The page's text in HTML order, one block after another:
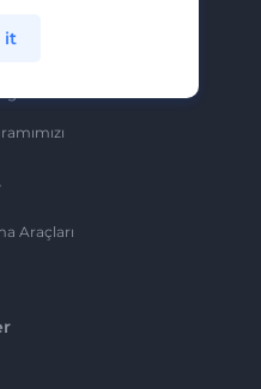
Araçları
it